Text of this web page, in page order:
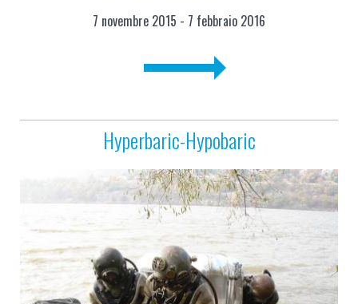
7 novembre 2015 - 7 febbraio 2016
Hyperbaric-Hypobaric